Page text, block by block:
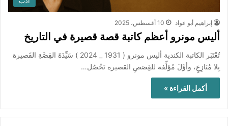
إبراهيم أبو عواد 10 أغسطس، 2025
أليس مونرو أعظم كاتبة قصة قصيرة في التاريخ
تُعْتَبَر الكاتبة الكندية أليس مونرو ( 1931 _ 2024 ) سَيِّدَةَ القِصَّةِ القَصيرة
بِلا مُنَازِعٍ، وأوَّلَ مُؤلِّفة للقِصَصِ القصيرة تَحْصُل…
أكمل القراءة »